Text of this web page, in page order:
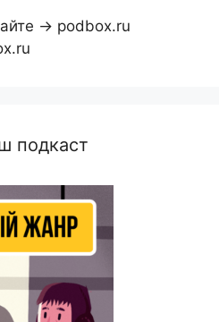
→ podbox.ru
подкаст